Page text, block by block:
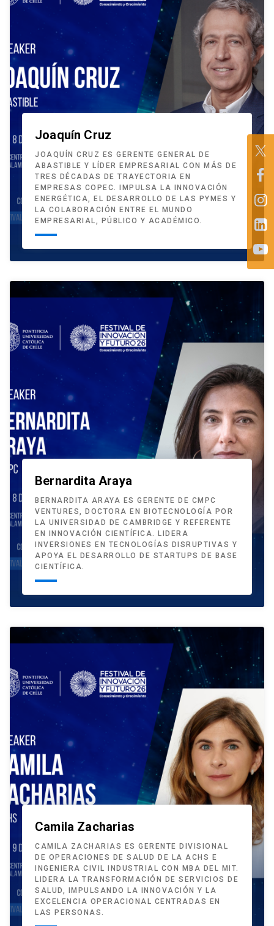
Joaquín Cruz
JOAQUÍN CRUZ ES GERENTE GENERAL DE
ABASTIBLE Y LÍDER EMPRESARIAL CON MÁS DE
TRES DÉCADAS DE TRAYECTORIA EN
EMPRESAS COPEC. IMPULSA LA INNOVACIÓN
ENERGÉTICA, EL DESARROLLO DE LAS PYMES Y
LA COLABORACIÓN ENTRE EL MUNDO
EMPRESARIAL, PÚBLICO Y ACADÉMICO.
Bernardita Araya
BERNARDITA ARAYA ES GERENTE DE CMPC
VENTURES, DOCTORA EN BIOTECNOLOGÍA POR
LA UNIVERSIDAD DE CAMBRIDGE Y REFERENTE
EN INNOVACIÓN CIENTÍFICA. LIDERA
INVERSIONES EN TECNOLOGÍAS DISRUPTIVAS Y
APOYA EL DESARROLLO DE STARTUPS DE BASE
CIENTÍFICA.
Camila Zacharias
CAMILA ZACHARIAS ES GERENTE DIVISIONAL
DE OPERACIONES DE SALUD DE LA ACHS E
INGENIERA CIVIL INDUSTRIAL CON MBA DEL MIT.
LIDERA LA TRANSFORMACIÓN DE SERVICIOS DE
SALUD, IMPULSANDO LA INNOVACIÓN Y LA
EXCELENCIA OPERACIONAL CENTRADAS EN
LAS PERSONAS.